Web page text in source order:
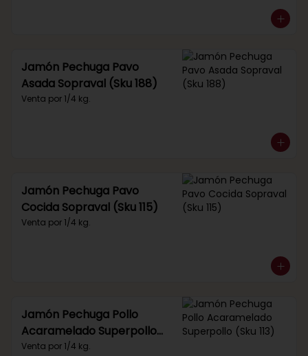
Jamón Pechuga Pavo
Asada Sopraval (Sku 188)
Venta por 1/4 kg.
Jamón Pechuga Pavo
Cocida Sopraval (Sku 115)
Venta por 1/4 kg.
Jamón Pechuga Pollo
Acaramelado Superpollo
(Sku 113)
Venta por 1/4 kg.